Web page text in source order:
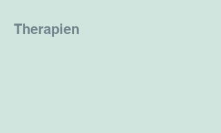
Therapien